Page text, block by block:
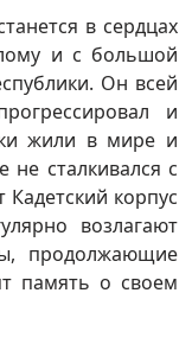
в сердцах
и с большой
Он всей
и
жили в мире и
сталкивался с
корпус
возлагают
продолжающие
память о своем